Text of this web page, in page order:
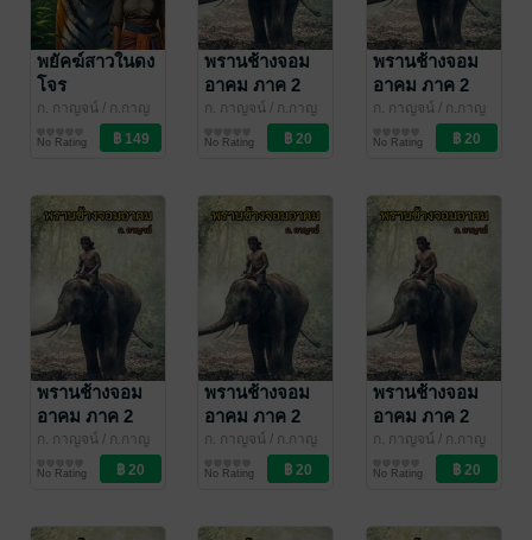
พยัคฆ์สาวในดง
โจร
ก. กาญจน์ / ก.กาญ
นิยายผจญภัย/บู๊แอก
ชัน
No Rating
พรานช้างจอม
อาคม ภาค 2
ตอน 11 จบ
ก. กาญจน์ / ก.กาญ
นิยายผจญภัย/บู๊แอก
ชัน
No Rating
พรานช้างจอม
อาคม ภาค 2
ตอน 10
ก. กาญจน์ / ก.กาญ
นิยายผจญภัย/บู๊แอก
ชัน
No Rating
พรานช้างจอม
อาคม ภาค 2
ตอน 9
ก. กาญจน์ / ก.กาญ
นิยายผจญภัย/บู๊แอก
ชัน
No Rating
พรานช้างจอม
อาคม ภาค 2
ตอน 8
ก. กาญจน์ / ก.กาญ
นิยายผจญภัย/บู๊แอก
ชัน
No Rating
พรานช้างจอม
อาคม ภาค 2
ตอน 7
ก. กาญจน์ / ก.กาญ
นิยายผจญภัย/บู๊แอก
ชัน
No Rating